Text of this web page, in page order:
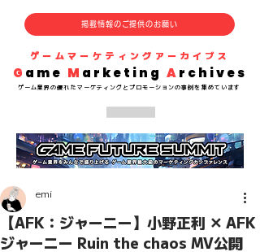
G ame M arketing Archives
​ゲーム業界の優れた マーケティングとプロモーションの事例を集めています
掲載情報のご提供のお願い
​ゲームマーケティングアーカイブス
【AFK：ジャーニー】小野正利 ✕ AFK
ジャーニー Ruin the chaos MV公開
emi